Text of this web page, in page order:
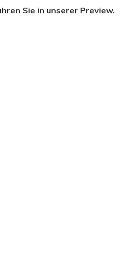
Sie in unserer Preview.